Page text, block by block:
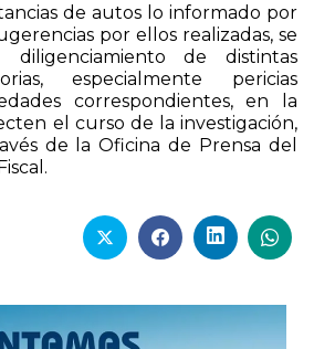
de autos lo informado por
por ellos realizadas, se
de distintas
especialmente pericias
correspondientes, en la
el curso de la investigación,
de la Oficina de Prensa del